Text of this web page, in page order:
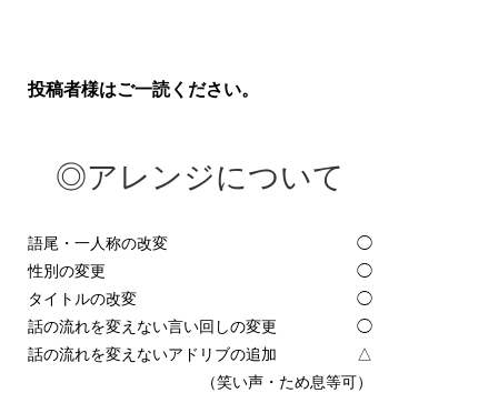
投稿者様はご一読ください。
◎アレンジについて
語尾・一人称の改変
◯
性別の変更
◯
タイトルの改変
◯
話の流れを変えない言い回しの変更
◯
話の流れを変えないアドリブの追加
△
（笑い声・ため息等可）